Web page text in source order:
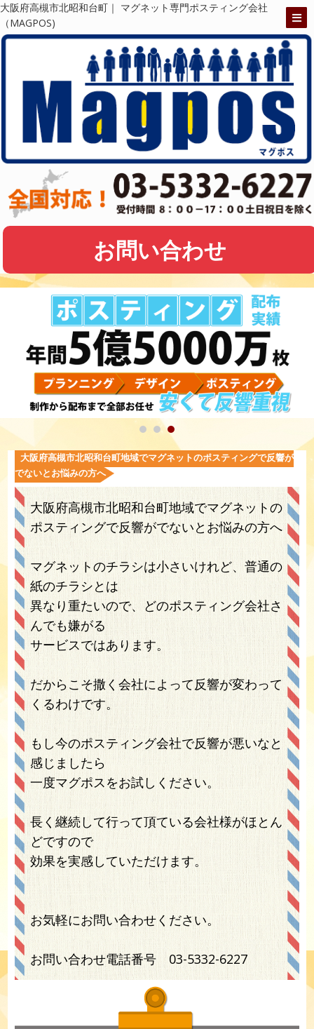
大阪府高槻市北昭和台町｜ マグネット専門ポスティング会社
（MAGPOS)
お問い合わせ
大阪府高槻市北昭和台町地域でマグネットのポスティングで反響が
でないとお悩みの方へ
大阪府高槻市北昭和台町地域でマグネットの
ポスティングで反響がでないとお悩みの方へ
マグネットのチラシは小さいけれど、普通の
紙のチラシとは
異なり重たいので、どのポスティング会社さ
んでも嫌がる
サービスではあります。
だからこそ撒く会社によって反響が変わって
くるわけです。
もし今のポスティング会社で反響が悪いなと
感じましたら
一度マグポスをお試しください。
長く継続して行って頂ている会社様がほとん
どですので
効果を実感していただけます。
お気軽にお問い合わせください。
お問い合わせ電話番号 03-5332-6227